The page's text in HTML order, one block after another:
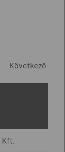
Következő